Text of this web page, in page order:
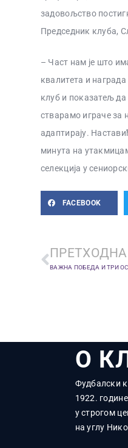
задовољство
Председник клуба,
– Част нам је што
квалитета и
клуб и показатељ
стварамо играче за
адаптирају.
минута на
селекција у
FACEBOOK
ВАЖНА ПОБЕДА И ТРИ
О
Фудбалски
1922.
у строгом
на углу